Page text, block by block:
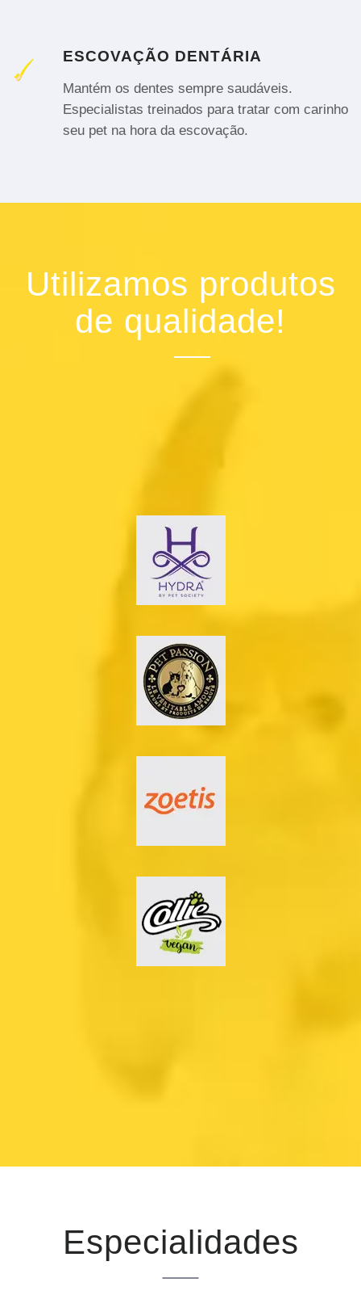
ESCOVAÇÃO DENTÁRIA
Mantém os dentes sempre saudáveis.
Especialistas treinados para tratar com carinho
seu pet na hora da escovação.
Utilizamos produtos
de qualidade!
Especialidades